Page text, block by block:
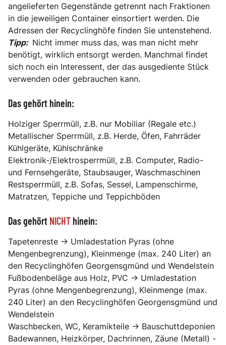
angelieferten Gegenstände getrennt nach Fraktionen
in die jeweiligen Container einsortiert werden. Die
Adressen der Recyclinghöfe finden Sie untenstehend.
Tipp: Nicht immer muss das, was man nicht mehr
benötigt, wirklich entsorgt werden. Manchmal findet
sich noch ein Interessent, der das ausgediente Stück
verwenden oder gebrauchen kann.
Das gehört hinein:
Holziger Sperrmüll, z.B. nur Mobiliar (Regale etc.)
Metallischer Sperrmüll, z.B. Herde, Öfen, Fahrräder
Kühlgeräte, Kühlschränke
Elektronik-/Elektrosperrmüll, z.B. Computer, Radio-
und Fernsehgeräte, Staubsauger, Waschmaschinen
Restsperrmüll, z.B. Sofas, Sessel, Lampenschirme,
Matratzen, Teppiche und Teppichböden
Das gehört NICHT hinein:
Tapetenreste -> Umladestation Pyras (ohne
Mengenbegrenzung), Kleinmenge (max. 240 Liter) an
den Recyclinghöfen Georgensgmünd und Wendelstein
Fußbodenbeläge aus Holz, PVC -> Umladestation
Pyras (ohne Mengenbegrenzung), Kleinmenge (max.
240 Liter) an den Recyclinghöfen Georgensgmünd und
Wendelstein
Waschbecken, WC, Keramikteile -> Bauschuttdeponien
Badewannen, Heizkörper, Dachrinnen, Zäune (Metall) -